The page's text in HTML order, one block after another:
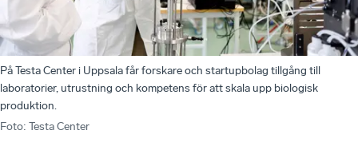
På Testa Center i Uppsala får forskare och startupbolag tillgång till
laboratorier, utrustning och kompetens för att skala upp biologisk
produktion.
Foto: Testa Center